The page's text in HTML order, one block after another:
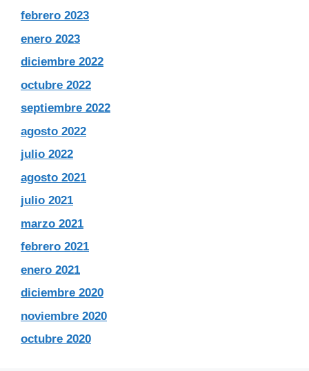
febrero 2023
enero 2023
diciembre 2022
octubre 2022
septiembre 2022
agosto 2022
julio 2022
agosto 2021
julio 2021
marzo 2021
febrero 2021
enero 2021
diciembre 2020
noviembre 2020
octubre 2020